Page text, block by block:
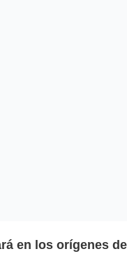
en los orígenes de